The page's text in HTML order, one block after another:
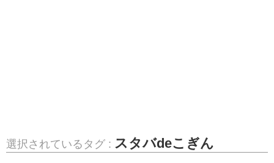
選択されているタグ : スタバdeこぎん